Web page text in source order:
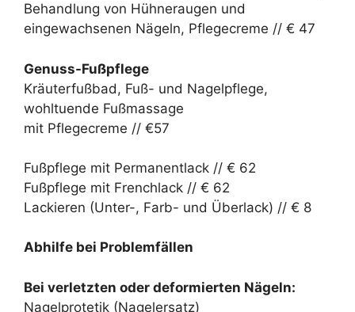
Behandlung von Hühneraugen und
eingewachsenen Nägeln, Pflegecreme // € 47
Genuss-Fußpflege
Kräuterfußbad, Fuß- und Nagelpflege,
wohltuende Fußmassage
mit Pflegecreme // €57
Fußpflege mit Permanentlack // € 62
Fußpflege mit Frenchlack // € 62
Lackieren (Unter-, Farb- und Überlack) // € 8
Abhilfe bei Problemfällen
Bei verletzten oder deformierten Nägeln:
Nagelprotetik (Nagelersatz)